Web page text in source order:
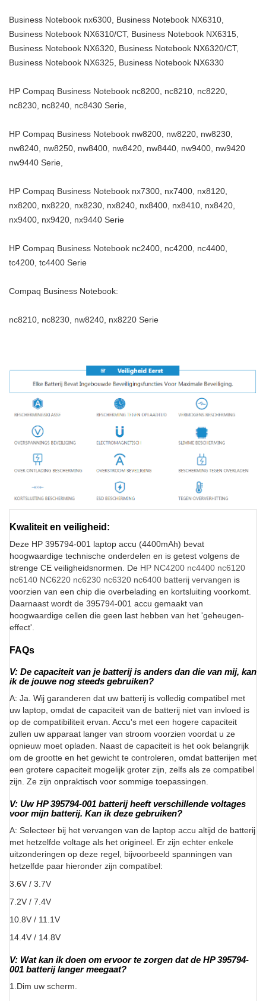
Business Notebook nx6300, Business Notebook NX6310,
Business Notebook NX6310/CT, Business Notebook NX6315,
Business Notebook NX6320, Business Notebook NX6320/CT,
Business Notebook NX6325, Business Notebook NX6330
HP Compaq Business Notebook nc8200, nc8210, nc8220,
nc8230, nc8240, nc8430 Serie,
HP Compaq Business Notebook nw8200, nw8220, nw8230,
nw8240, nw8250, nw8400, nw8420, nw8440, nw9400, nw9420
nw9440 Serie,
HP Compaq Business Notebook nx7300, nx7400, nx8120,
nx8200, nx8220, nx8230, nx8240, nx8400, nx8410, nx8420,
nx9400, nx9420, nx9440 Serie
HP Compaq Business Notebook nc2400, nc4200, nc4400,
tc4200, tc4400 Serie
Compaq Business Notebook:
nc8210, nc8230, nw8240, nx8220 Serie
Kwaliteit en veiligheid:
Deze HP 395794-001 laptop accu (4400mAh) bevat
hoogwaardige technische onderdelen en is getest volgens de
strenge CE veiligheidsnormen. De HP NC4200 nc4400 nc6120
nc6140 NC6220 nc6230 nc6320 nc6400 batterij vervangen is
voorzien van een chip die overbelading en kortsluiting voorkomt.
Daarnaast wordt de 395794-001 accu gemaakt van
hoogwaardige cellen die geen last hebben van het 'geheugen-
effect'.
FAQs
V: De capaciteit van je batterij is anders dan die van mij, kan
ik de jouwe nog steeds gebruiken?
A: Ja. Wij garanderen dat uw batterij is volledig compatibel met
uw laptop, omdat de capaciteit van de batterij niet van invloed is
op de compatibiliteit ervan. Accu's met een hogere capaciteit
zullen uw apparaat langer van stroom voorzien voordat u ze
opnieuw moet opladen. Naast de capaciteit is het ook belangrijk
om de grootte en het gewicht te controleren, omdat batterijen met
een grotere capaciteit mogelijk groter zijn, zelfs als ze compatibel
zijn. Ze zijn onpraktisch voor sommige toepassingen.
V: Uw HP 395794-001 batterij heeft verschillende voltages
voor mijn batterij. Kan ik deze gebruiken?
A: Selecteer bij het vervangen van de laptop accu altijd de batterij
met hetzelfde voltage als het origineel. Er zijn echter enkele
uitzonderingen op deze regel, bijvoorbeeld spanningen van
hetzelfde paar hieronder zijn compatibel:
3.6V / 3.7V
7.2V / 7.4V
10.8V / 11.1V
14.4V / 14.8V
V: Wat kan ik doen om ervoor te zorgen dat de HP 395794-
001 batterij langer meegaat?
1.Dim uw scherm.